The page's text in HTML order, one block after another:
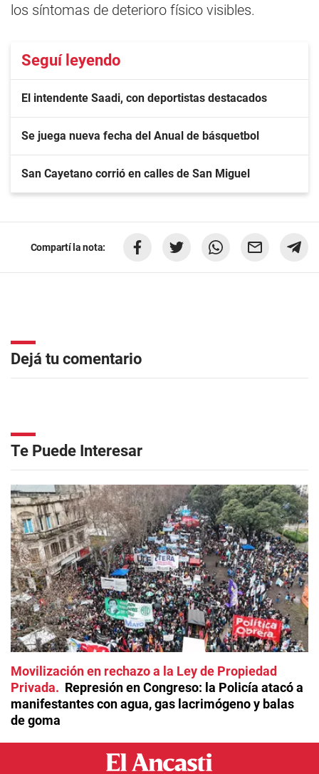
los síntomas de deterioro físico visibles.
Seguí leyendo
El intendente Saadi, con deportistas destacados
Se juega nueva fecha del Anual de básquetbol
San Cayetano corrió en calles de San Miguel
Compartí la nota:
Dejá tu comentario
Te Puede Interesar
Movilización en rechazo a la Ley de Propiedad
Privada
Represión en Congreso: la Policía atacó a
manifestantes con agua, gas lacrimógeno y balas
de goma